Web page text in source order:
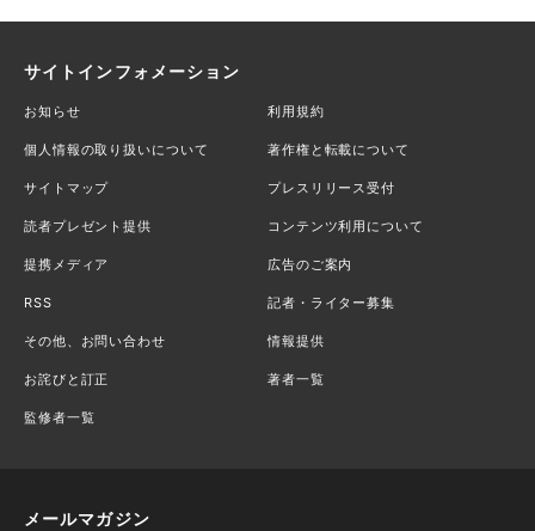
サイトインフォメーション
お知らせ 利用規約
個人情報の取り扱いについて 著作権と転載について
サイトマップ プレスリリース受付
読者プレゼント提供 コンテンツ利用について
提携メディア 広告のご案内
RSS 記者・ライター募集
その他、お問い合わせ 情報提供
お詫びと訂正 著者一覧
監修者一覧
メールマガジン